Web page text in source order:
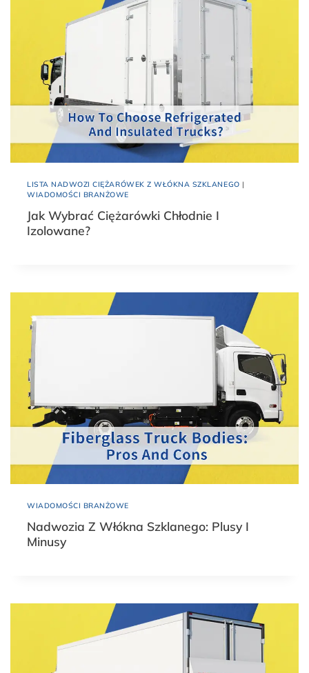
LISTA NADWOZI CIĘŻARÓWEK Z WŁÓKNA SZKLANEGO |
WIADOMOŚCI BRANŻOWE
Jak Wybrać Ciężarówki Chłodnie I
Izolowane?
WIADOMOŚCI BRANŻOWE
Nadwozia Z Włókna Szklanego: Plusy I
Minusy